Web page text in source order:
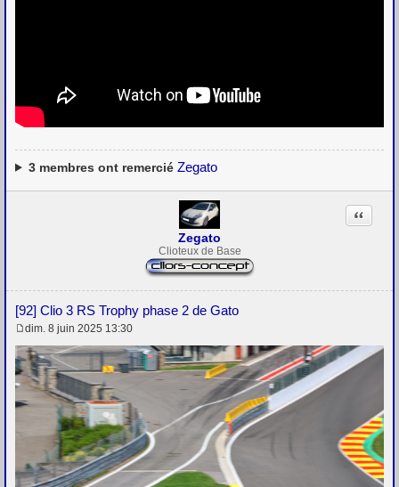
3membres ont remercié Zegato
Zegato
Clioteux de Base
[92] Clio 3 RS Trophy phase 2 de Gato
Citation
e
s
s
g
dim. 8 juin 2025 13:30